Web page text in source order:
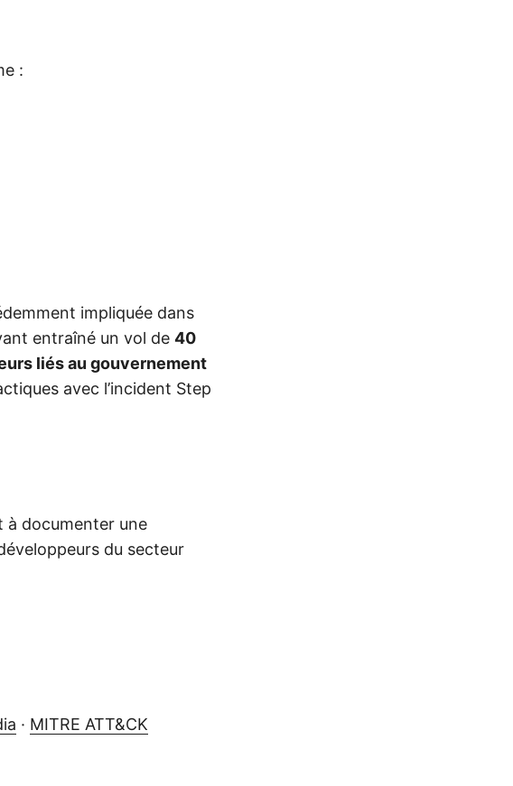
:
impliquée dans
entraîné un vol de 40
liés au gouvernement
avec l’incident Step
à documenter une
du secteur
· MITRE ATT&CK